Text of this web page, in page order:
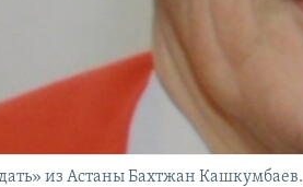
из Астаны Бахтжан Кашкумбаев.